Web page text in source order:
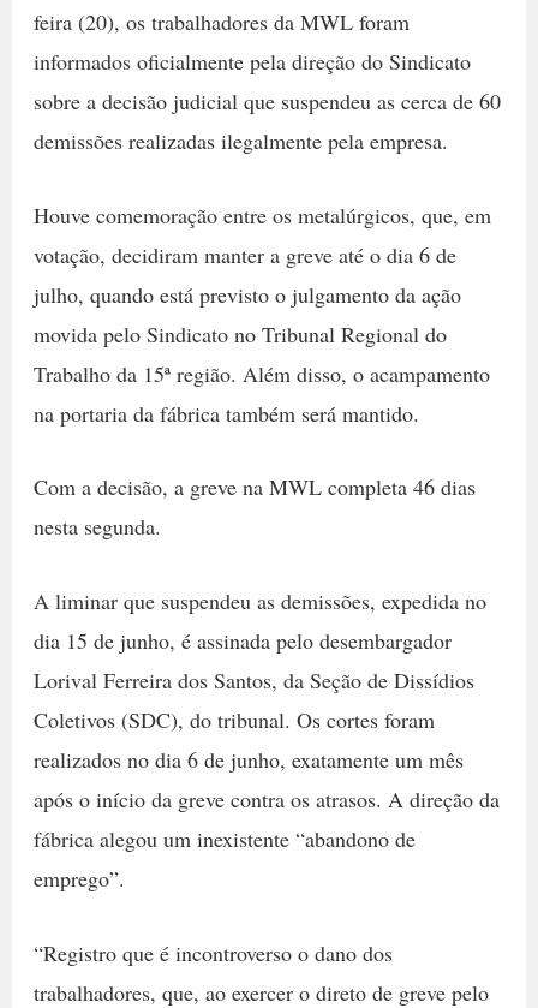
feira (20), os trabalhadores da MWL foram
informados oficialmente pela direção do Sindicato
sobre a decisão judicial que suspendeu as cerca de 60
demissões realizadas ilegalmente pela empresa.
Houve comemoração entre os metalúrgicos, que, em
votação, decidiram manter a greve até o dia 6 de
julho, quando está previsto o julgamento da ação
movida pelo Sindicato no Tribunal Regional do
Trabalho da 15ª região. Além disso, o acampamento
na portaria da fábrica também será mantido.
Com a decisão, a greve na MWL completa 46 dias
nesta segunda.
A liminar que suspendeu as demissões, expedida no
dia 15 de junho, é assinada pelo desembargador
Lorival Ferreira dos Santos, da Seção de Dissídios
Coletivos (SDC), do tribunal. Os cortes foram
realizados no dia 6 de junho, exatamente um mês
após o início da greve contra os atrasos. A direção da
fábrica alegou um inexistente “abandono de
emprego”.
“Registro que é incontroverso o dano dos
trabalhadores, que, ao exercer o direto de greve pelo